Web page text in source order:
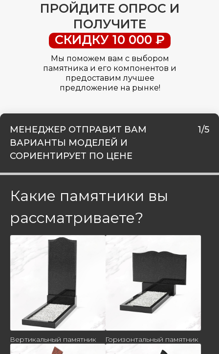
ПРОЙДИТЕ ОПРОС И
ПОЛУЧИТЕ
СКИДКУ 10 000 ₽
Мы поможем вам с выбором
памятника и его компонентов и
предоставим лучшее
предложение на рынке!
МЕНЕДЖЕР ОТПРАВИТ ВАМ
ВАРИАНТЫ МОДЕЛЕЙ И
СОРИЕНТИРУЕТ ПО ЦЕНЕ
1/5
Какие памятники вы
рассматриваете?
Вертикальный памятник Горизонтальный памятник